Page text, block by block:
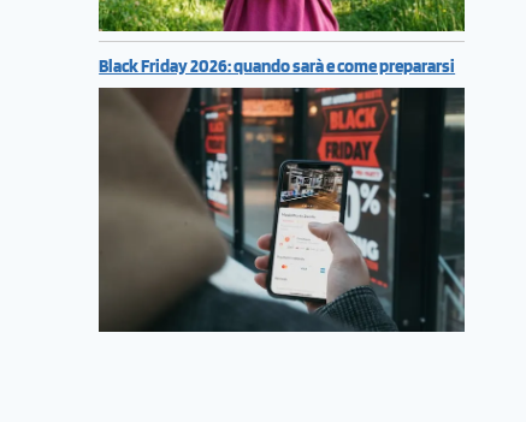
Black Friday 2026: quando sarà e come prepararsi